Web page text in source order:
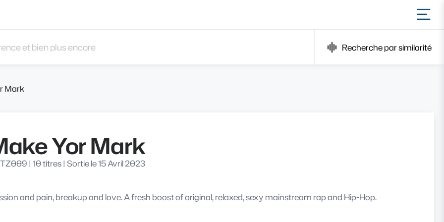
Recherche par similarité
Mark
Yor Mark
| 10 titres| Sortie le 15 Avril 2023
and pain, breakup and love. A fresh boost of original, relaxed, sexy mainstream rap and Hip-Hop.